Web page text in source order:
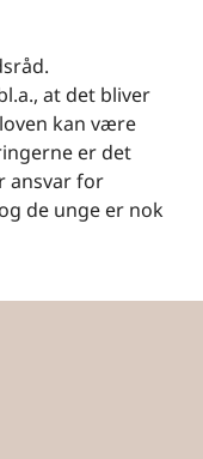
at det bliver
kan være
er det
ansvar for
de unge er nok